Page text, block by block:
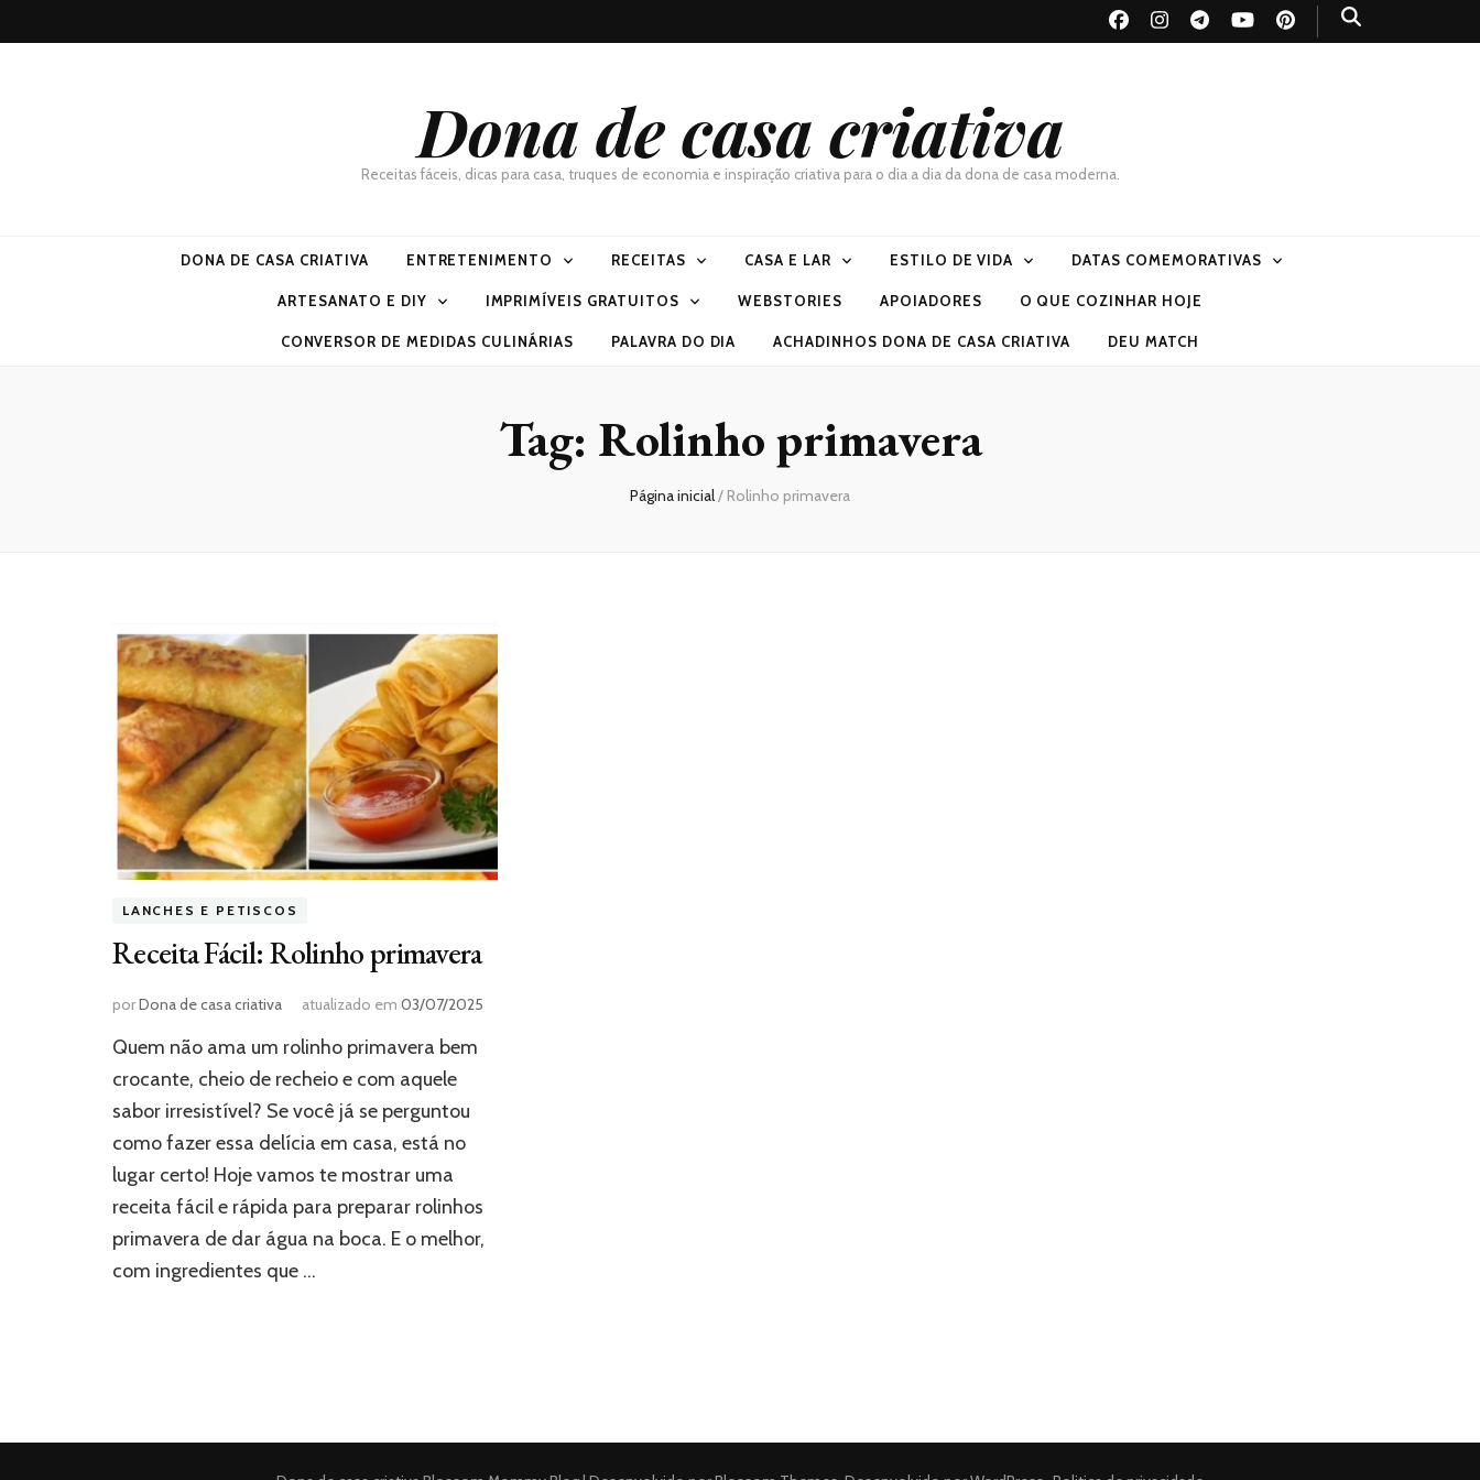
Dona de casa criativa
Receitas fáceis, dicas para casa, truques de economia e inspiração criativa para o dia a dia da dona de casa moderna.
DONA DE CASA CRIATIVA ENTRETENIMENTO RECEITAS CASA E LAR ESTILO DE VIDA DATAS COMEMORATIVAS
ARTESANATO E DIY IMPRIMÍVEIS GRATUITOS WEBSTORIES APOIADORES O QUE COZINHAR HOJE
CONVERSOR DE MEDIDAS CULINÁRIAS PALAVRA DO DIA ACHADINHOS DONA DE CASA CRIATIVA DEU MATCH
Tag: Rolinho primavera
Página inicial/ Rolinho primavera
LANCHES E PETISCOS
Receita Fácil: Rolinho primavera
porDona de casa criativa atualizado em 03/07/2025
Quem não ama um rolinho primavera bem
crocante, cheio de recheio e com aquele
sabor irresistível? Se você já se perguntou
como fazer essa delícia em casa, está no
lugar certo! Hoje vamos te mostrar uma
receita fácil e rápida para preparar rolinhos
primavera de dar água na boca. E o melhor,
com ingredientes que …